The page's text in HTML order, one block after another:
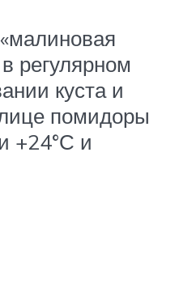
регулярном
куста и
помидоры
+24°С и